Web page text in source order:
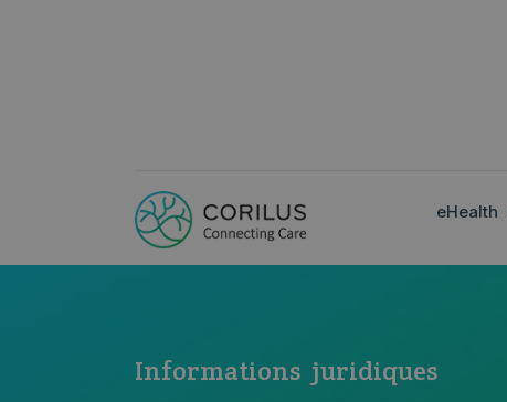
eHealth
Informations juridiques